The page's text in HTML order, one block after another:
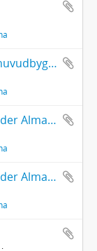
Handlingar rörande reparation av huvudbyggnaden
Handlingar rörande egendomar under Almare Stäket  Diverse
Handlingar rörande egendomar under Almare stäket  Diverse